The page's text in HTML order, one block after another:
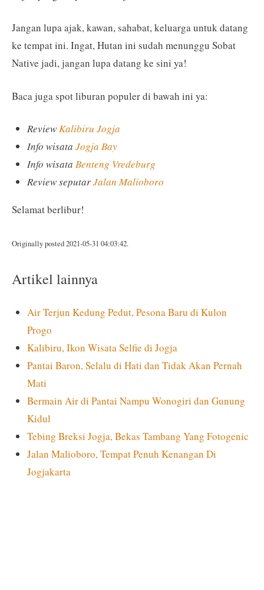
Jangan lupa ajak, kawan, sahabat, keluarga untuk datang
ke tempat ini. Ingat, Hutan ini sudah menunggu Sobat
Native jadi, jangan lupa datang ke sini ya!
Baca juga spot liburan populer di bawah ini ya:
ReviewKalibiru Jogja
Info wisata Jogja Bay
Info wisata Benteng Vredeburg
Review seputarJalan Malioboro
Selamat berlibur!
Originally posted 2021-05-31 04:03:42.
Artikel lainnya
Air Terjun Kedung Pedut, Pesona Baru di Kulon
Progo
Kalibiru, Ikon Wisata Selfie di Jogja
Pantai Baron, Selalu di Hati dan Tidak Akan Pernah
Mati
Bermain Air di Pantai Nampu Wonogiri dan Gunung
Kidul
Tebing Breksi Jogja, Bekas Tambang Yang Fotogenic
Jalan Malioboro, Tempat Penuh Kenangan Di
Jogjakarta